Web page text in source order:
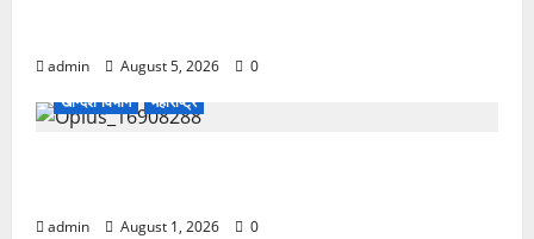
admin August 5, 2026
0
खान्देश विभाग
महाराष्ट्र
admin August 1, 2026
0